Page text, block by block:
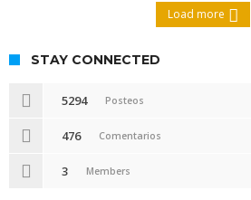
Load more
STAY CONNECTED
5294 Posteos
476 Comentarios
3 Members